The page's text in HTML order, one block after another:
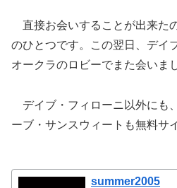
直接お会いすることが出来た
のひとつです。この翌日、デイ
オークラのロビーでまた会いま
デイブ・フィローニ以外にも
ーブ・サンスウィートも無料サ
summer2005